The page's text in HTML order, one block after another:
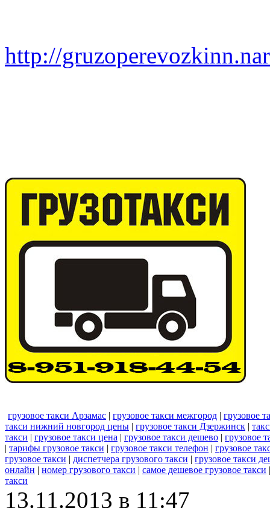
http://
грузовое такси Арзамас | грузовое такси межгород | грузовое
такси нижний новгород цены | грузовое такси Дзержинск |
такси | грузовое такси цена | грузовое такси дешево | грузовое
| тарифы грузовое такси | грузовое такси телефон | грузовое
грузовое такси | диспетчера грузового такси | грузовое такси
онлайн | номер грузового такси | самое дешевое грузовое такси
такси
13.11.2013 в 11:47